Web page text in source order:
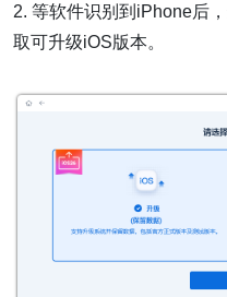
2. 等软件识别到iPhone后
取可升级iOS版本。